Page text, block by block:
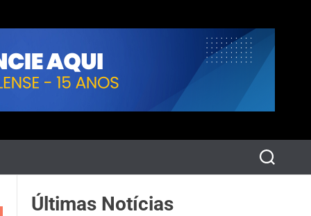
P
e
Últimas Notícias